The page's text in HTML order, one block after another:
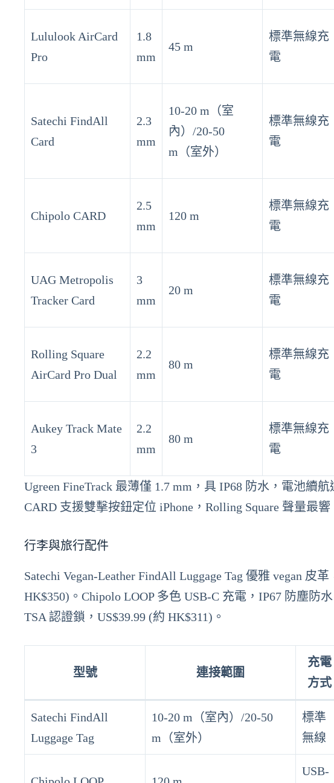
Lululook AirCard
Pro
1.8
mm
45 m
標準無線充
電
Satechi FindAll
Card
2.3
mm
10-20 m（室
內）/20-50
m（室外）
標準無線充
電
Chipolo CARD
2.5
mm
120 m
標準無線充
電
UAG Metropolis
Tracker Card
3
mm
20 m
標準無線充
電
Rolling Square
AirCard Pro Dual
2.2
mm
80 m
標準無線充
電
Aukey Track Mate
3
2.2
mm
80 m
標準無線充
電
Ugreen FineTrack 最薄僅 1.7 mm，具 IP68 防水，電池續
CARD 支援雙擊按鈕定位 iPhone，Rolling Square 聲量最響
行李與旅行配件
Satechi Vegan-Leather FindAll Luggage Tag 優雅 vegan 皮
HK$350)。Chipolo LOOP 多色 USB-C 充電，IP67 防塵防
TSA 認證鎖，US$39.99 (約 HK$311)。
型號 連接範圍
充電
方式
Satechi FindAll
Luggage Tag
10-20 m（室內）/20-50
m（室外）
標準
無線
USB-